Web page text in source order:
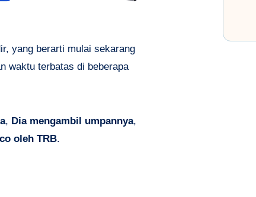
yang berarti mulai sekarang
waktu terbatas di beberapa
, Dia mengambil umpannya,
oleh TRB.